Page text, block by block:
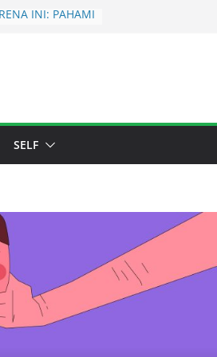
INI: PAHAMI
ANAK-ANAK
TAHU : BIANG
&
SELF